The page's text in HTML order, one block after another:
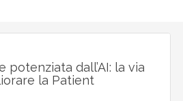
potenziata dall’AI: la via
la Patient